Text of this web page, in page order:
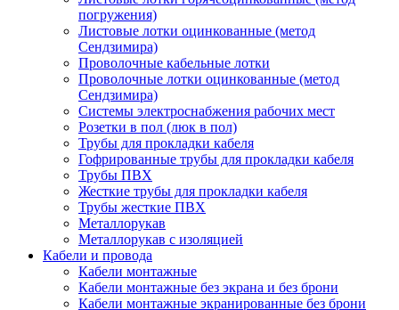
погружения)
Листовые лотки оцинкованные (метод
Сендзимира)
Проволочные кабельные лотки
Проволочные лотки оцинкованные (метод
Сендзимира)
Системы электроснабжения рабочих мест
Розетки в пол (люк в пол)
Трубы для прокладки кабеля
Гофрированные трубы для прокладки кабеля
Трубы ПВХ
Жесткие трубы для прокладки кабеля
Трубы жесткие ПВХ
Металлорукав
Металлорукав с изоляцией
Кабели и провода
Кабели монтажные
Кабели монтажные без экрана и без брони
Кабели монтажные экранированные без брони